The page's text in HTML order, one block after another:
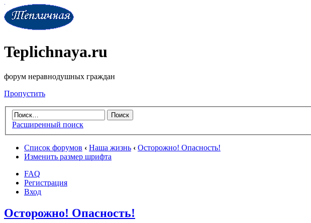
Teplichnaya.ru
форум неравнодушных граждан
Пропустить
Расширенный поиск
Список форумов ‹ Наша жизнь ‹ Осторожно! Опасность!
Изменить размер шрифта
FAQ
Регистрация
Вход
Осторожно! Опасность!